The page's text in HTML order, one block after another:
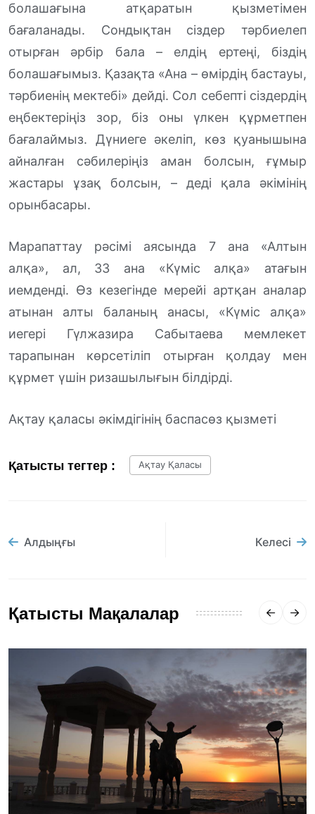
болашағына атқаратын қызметімен
бағаланады. Сондықтан сіздер тәрбиелеп
отырған әрбір бала – елдің ертеңі, біздің
болашағымыз. Қазақта «Ана – өмірдің бастауы,
тәрбиенің мектебі» дейді. Сол себепті сіздердің
еңбектеріңіз зор, біз оны үлкен құрметпен
бағалаймыз. Дүниеге әкеліп, көз қуанышына
айналған сәбилеріңіз аман болсын, ғұмыр
жастары ұзақ болсын, – деді қала әкімінің
орынбасары.
Марапаттау рәсімі аясында 7 ана «Алтын
алқа», ал, 33 ана «Күміс алқа» атағын
иемденді. Өз кезегінде мерейі артқан аналар
атынан алты баланың анасы, «Күміс алқа»
иегері Гүлжазира Сабытаева мемлекет
тарапынан көрсетіліп отырған қолдау мен
құрмет үшін ризашылығын білдірді.
Ақтау қаласы әкімдігінің баспасөз қызметі
Қатысты тегтер : Ақтау Қаласы
Алдыңғы Келесі
Қатысты Мақалалар